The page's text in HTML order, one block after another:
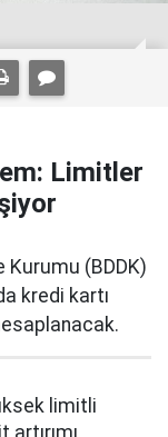
Limitler
Kurumu (BDDK)
kredi kartı
limitli